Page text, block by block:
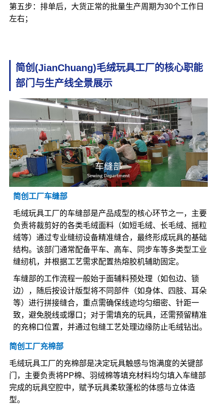
第五步：排单后，大货正常的批量生产周期为30个工作日
左右；
简创(JianChuang)毛绒玩具工厂的核心职能
部门与生产线全景展示
简创工厂车缝部
毛绒玩具工厂的车缝部是产品成型的核心环节之一，主要
负责将裁剪好的各类毛绒面料（如短毛绒、长毛绒、摇粒
绒等）通过专业缝纫设备精准缝合，最终形成玩具的基础
结构。该部门通常配备平车、高车、同步车等多类型工业
缝纫机，并根据工艺需求配置热熔胶机辅助固定。
车缝部的工作流程一般始于面辅料预处理（如包边、锁
边），随后按设计版型将不同部件（如身体、四肢、耳朵
等）进行拼接缝合，重点需确保线迹均匀细密、针距一
致，避免脱线或爆口；对于需填充的玩具，还需预留精准
的充棉口位置，并通过包缝工艺处理边缘防止毛绒钻出。
简创工厂充棉部
毛绒玩具工厂的充棉部是决定玩具触感与饱满度的关键部
门，主要负责将PP棉、羽绒棉等填充材料均匀填入车缝部
完成的玩具空腔中，赋予玩具柔软蓬松的体感与立体造
型。